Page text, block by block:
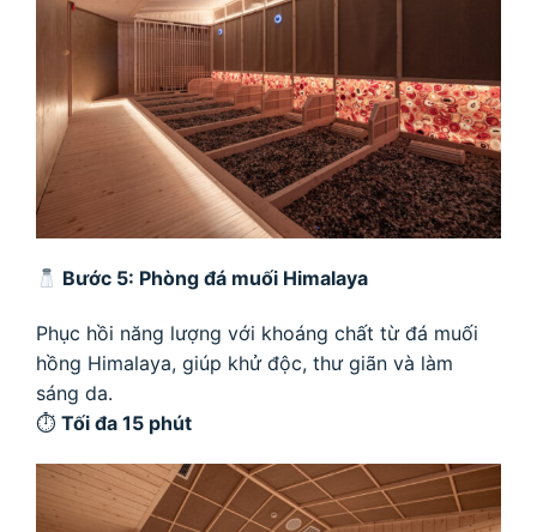
Bước 5: Phòng đá muối Himalaya
Phục hồi năng lượng với khoáng chất từ đá muối
hồng Himalaya, giúp khử độc, thư giãn và làm
sáng da.
⏱ Tối đa 15 phút